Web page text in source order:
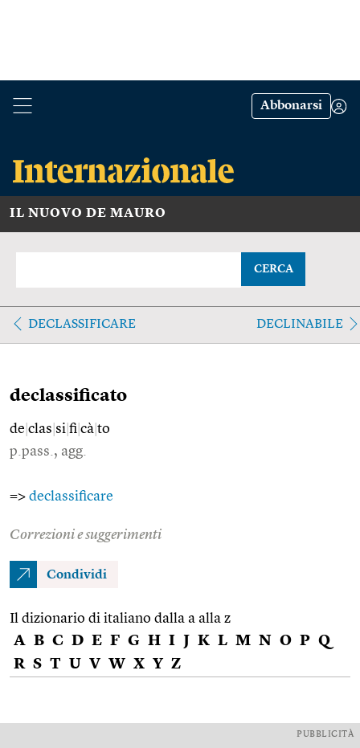
Abbonarsi
IL NUOVO DE MAURO
CERCA
DECLASSIFICARE DECLINABILE
declassificato
de clas si fi cà to
p.pass., agg.
=> declassificare
Correzioni e suggerimenti
Condividi
Il dizionario di italiano dalla a alla z
A B C D E F G H I J K L M N O P Q
R S T U V W X Y Z
PUBBLICITÀ